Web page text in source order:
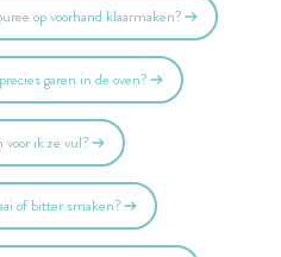
op voorhand klaarmaken?
garen in de oven?
voor ik ze vul?
of bitter smaken?